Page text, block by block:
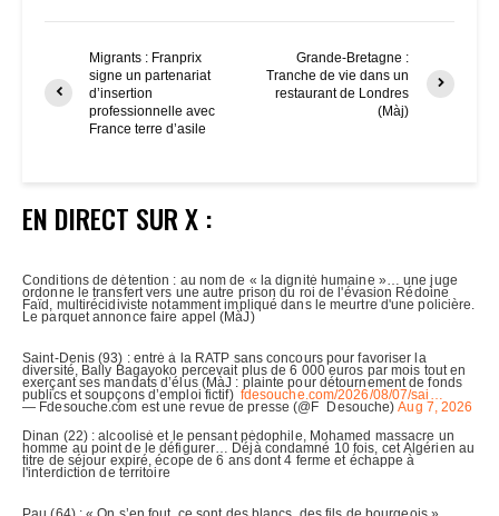
Migrants : Franprix
signe un partenariat
d’insertion
professionnelle avec
France terre d’asile
Grande-Bretagne :
Tranche de vie dans un
restaurant de Londres
(Màj)
EN DIRECT SUR X :